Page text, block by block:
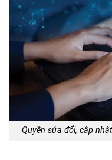
Quyền sửa đổi, cập